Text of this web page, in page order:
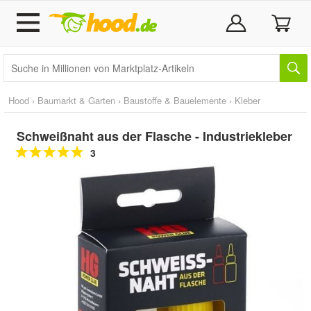
Hood › Baumarkt & Garten › Baustoffe & Bauelemente › Kleber
Schweißnaht aus der Flasche - Industriekleber
3